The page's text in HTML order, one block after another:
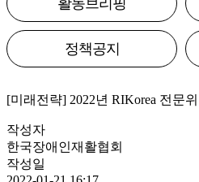
정책공지
[미래전략] 2022년 RIKorea 전문
작성자
한국장애인재활협회
작성일